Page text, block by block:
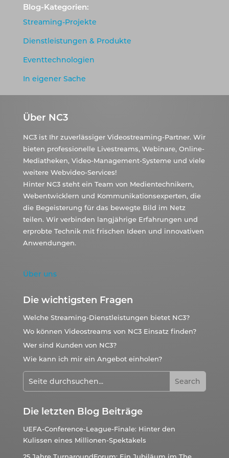
Blog-Kategorien:
Streaming-Projekte
Dienstleistungen & Produkte
Eventtechnologien
In eigener Sache
Über NC3
NC3 ist Ihr zuverlässiger Videostreaming-Partner. Wir
bieten professionelle Livestreams, Webinare, Online-
Mediatheken, Video-Management-Systeme und viele
weitere Webvideo-Services!
Hinter NC3 steht ein Team von Medientechnikern,
Webentwicklern und Kommunikationsexperten, die
die Begeisterung für das bewegte Bild im Netz
teilen. Wir verbinden langjährige Erfahrungen und
erprobte Technik mit frischen Ideen und innovativen
Anwendungen.
Über uns
Die wichtigsten Fragen
Welche Streaming-Dienstleistungen bietet NC3?
Wo können Videostreams von NC3 Einsatz finden?
Wer sind Kunden von NC3?
Wie kann ich mir ein Angebot einholen?
Die letzten Blog Beiträge
UEFA-Conference-League-Finale: Hinter den
Kulissen eines Millionen-Spektakels